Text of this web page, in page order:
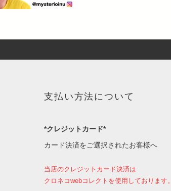
支払い方法について
*クレジットカード*
カード決済をご選択されたお客様へ
当店のクレジットカード決済は
クロネコwebコレクトを使用しております。